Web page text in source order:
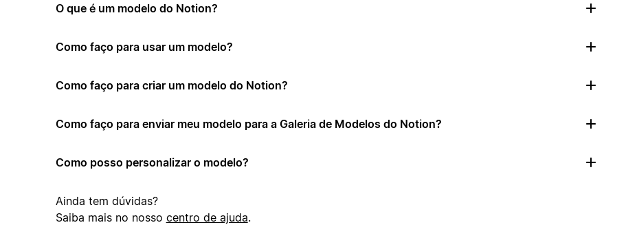
O que é um modelo do Notion?
Como faço para usar um modelo?
Como faço para criar um modelo do Notion?
Como faço para enviar meu modelo para a Galeria de Modelos do Notion?
Como posso personalizar o modelo?
Ainda tem dúvidas?
Saiba mais no nosso centro de ajuda.